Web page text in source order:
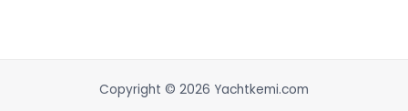
Copyright © 2026 Yachtkemi.com